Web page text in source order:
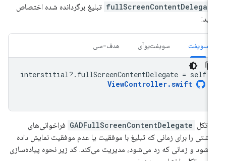
تبلیغ برگردانده شده اختصاص
سویفت سویفت‌یو‌آی هدف-سی
interstitial?.fullScreenContentDelegate = self
ViewController.swift
GADFullScreenContentDelegate فراخوانی‌های
را برای زمانی که تبلیغ با موفقیت یا عدم موفقیت نمایش داده
و زمانی که رد می‌شود، مدیریت می‌کند. کد زیر نحوه پیاده‌سازی